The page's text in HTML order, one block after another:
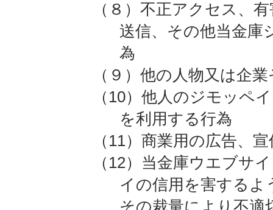
（８）不正アクセス、
送信、その他当金庫
為
（９）他の人物又は企
（10）他人のジモッペ
を利用する行為
（11）商業用の広告、
（12）当金庫ウエブサ
イの信用を害する
その裁量により不